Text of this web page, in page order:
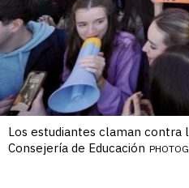
Los estudiantes claman contra
Consejería de Educación